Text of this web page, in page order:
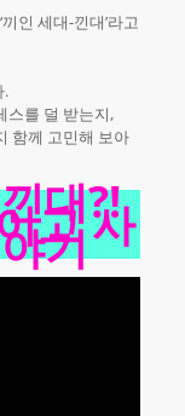
인 세대-낀대’라고
.
스를 덜 받는지,
함께 고민해 보아
대?!
고 사
기